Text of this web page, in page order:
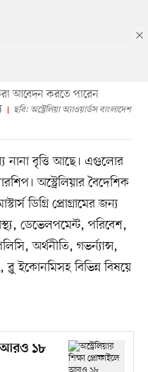
আবেদন করতে পারেন
ছবি: অস্ট্রেলিয়া অ্যাওয়ার্ডস বাংলাদেশ
নানা বৃত্তি আছে। এগুলোর
অস্ট্রেলিয়ার বৈদেশিক
ডিগ্রি প্রোগ্রামের জন্য
ডেভেলপমেন্ট, পরিবেশ,
অর্থনীতি, গভর্ন্যান্স,
ব্লু ইকোনমিসহ বিভিন্ন বিষয়ে
আরও ১৮